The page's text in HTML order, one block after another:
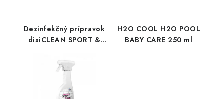
Dezinfekčný prípravok
disiCLEAN SPORT &
H2O COOL H2O POOL
BABY CARE 250 ml